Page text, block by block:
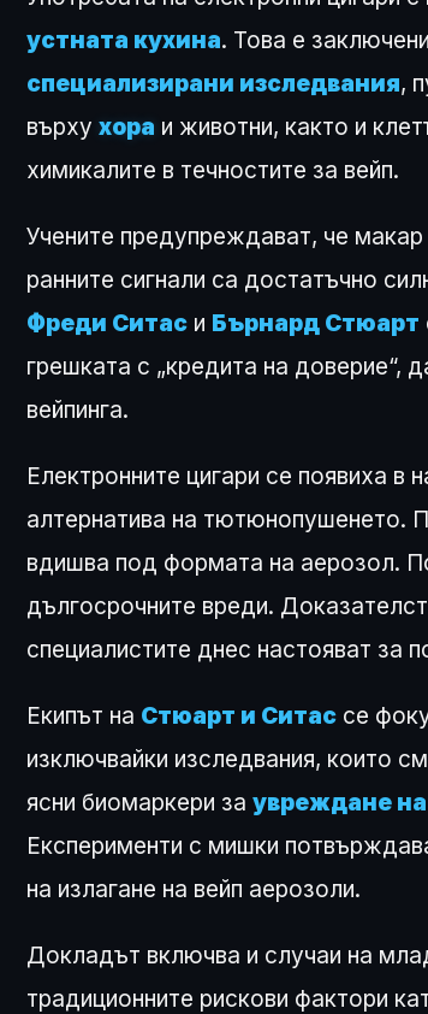
устната кухина. Това е
специализирани изследвания,
върху хора и животни, както и
химикалите в течностите за вейп.
Учените предупреждават, че
ранните сигнали са достатъчно
Фреди Ситас и Бърнард Стюарт
грешката с „кредита на доверие“,
вейпинга.
Електронните цигари се появиха в
алтернатива на тютюнопушенето.
вдишва под формата на аерозол.
дългосрочните вреди.
специалистите днес настояват за
Екипът на Стюарт и Ситас се
изключвайки изследвания, които
ясни биомаркери за увреждане
Експерименти с мишки
на излагане на вейп аерозоли.
Докладът включва и случаи на
традиционните рискови фактори